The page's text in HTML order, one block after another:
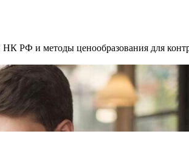
РФ и методы ценообразования для